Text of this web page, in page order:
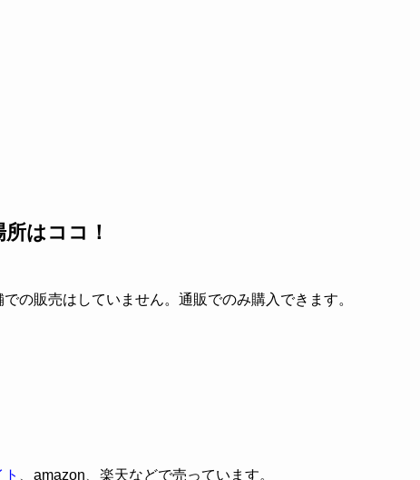
はココ！
の販売はしていません。通販でのみ購入できます。
、amazon、楽天などで売っています。